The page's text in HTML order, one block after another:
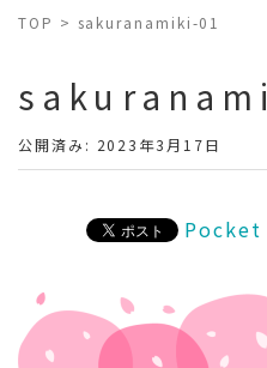
TOP > sakuranamiki-01
公開済み: 2023年3月17日
Pocket